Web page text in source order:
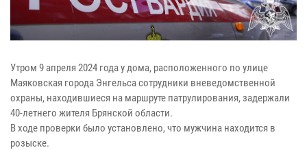
Утром 9 апреля 2024 года у дома, расположенного по улице
Маяковская города Энгельса сотрудники вневедомственной
охраны, находившиеся на маршруте патрулирования, задержали
40-летнего жителя Брянской области.
В ходе проверки было установлено, что мужчина находится в
розыске.